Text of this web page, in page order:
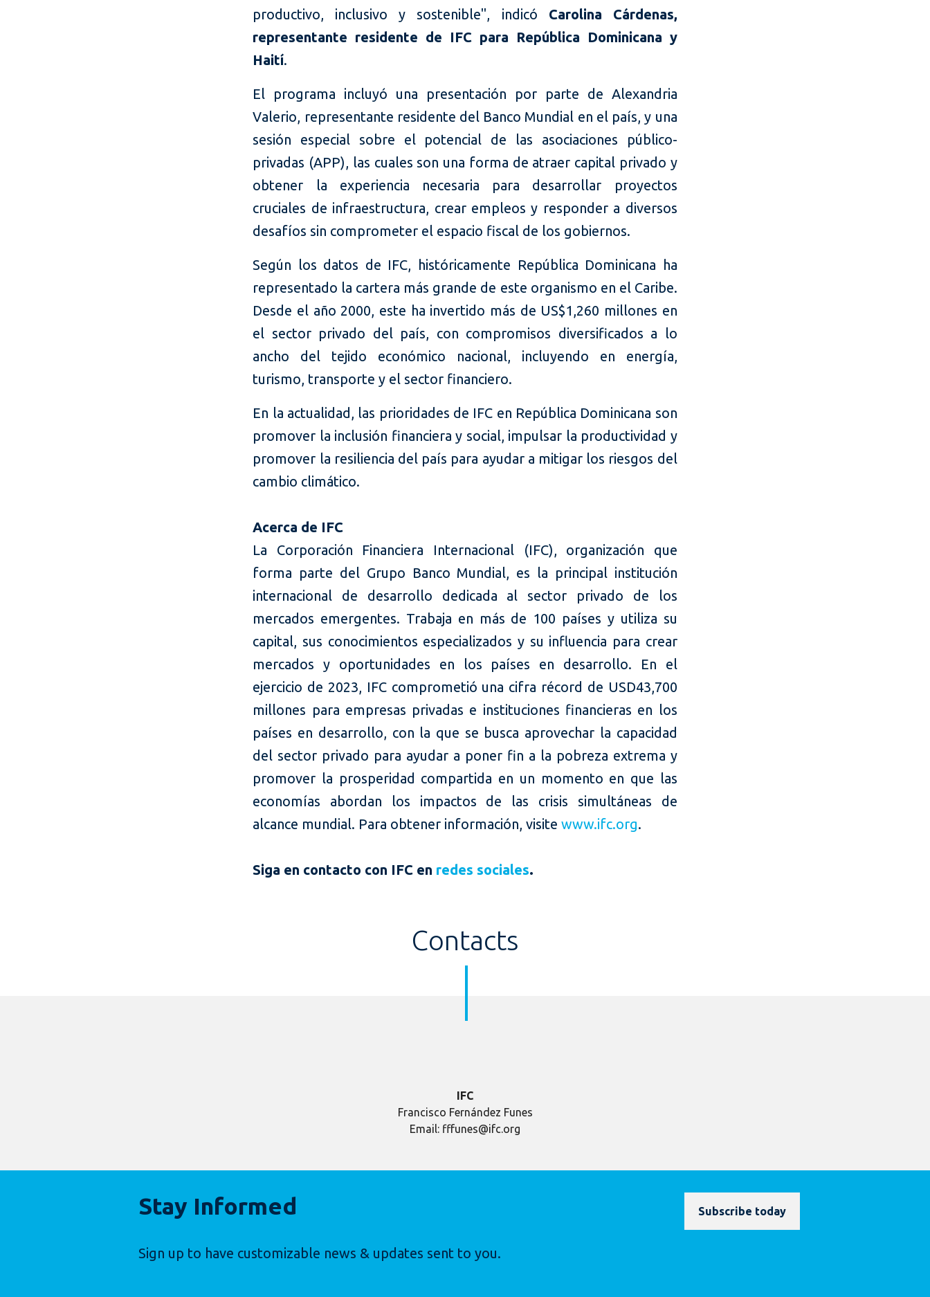
productivo, inclusivo y sostenible", indicó Carolina Cárdenas,
representante residente de IFC para República Dominicana y
Haití.
El programa incluyó una presentación por parte de Alexandria
Valerio, representante residente del Banco Mundial en el país, y una
sesión especial sobre el potencial de las asociaciones público-
privadas (APP), las cuales son una forma de atraer capital privado y
obtener la experiencia necesaria para desarrollar proyectos
cruciales de infraestructura, crear empleos y responder a diversos
desafíos sin comprometer el espacio fiscal de los gobiernos.
Según los datos de IFC, históricamente República Dominicana ha
representado la cartera más grande de este organismo en el Caribe.
Desde el año 2000, este ha invertido más de US$1,260 millones en
el sector privado del país, con compromisos diversificados a lo
ancho del tejido económico nacional, incluyendo en energía,
turismo, transporte y el sector financiero.
En la actualidad, las prioridades de IFC en República Dominicana son
promover la inclusión financiera y social, impulsar la productividad y
promover la resiliencia del país para ayudar a mitigar los riesgos del
cambio climático.
Acerca de IFC
La Corporación Financiera Internacional (IFC), organización que
forma parte del Grupo Banco Mundial, es la principal institución
internacional de desarrollo dedicada al sector privado de los
mercados emergentes. Trabaja en más de 100 países y utiliza su
capital, sus conocimientos especializados y su influencia para crear
mercados y oportunidades en los países en desarrollo. En el
ejercicio de 2023, IFC comprometió una cifra récord de USD43,700
millones para empresas privadas e instituciones financieras en los
países en desarrollo, con la que se busca aprovechar la capacidad
del sector privado para ayudar a poner fin a la pobreza extrema y
promover la prosperidad compartida en un momento en que las
economías abordan los impactos de las crisis simultáneas de
alcance mundial. Para obtener información, visitewww.ifc.org.
Siga en contacto con IFC en redes sociales.
Contacts
IFC
Francisco Fernández Funes
Email: fffunes@ifc.org
Stay Informed
Sign up to have customizable news & updates sent to you.
Subscribe today